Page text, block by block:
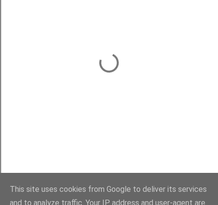
This site uses cookies from Google to deliver its services
and to analyze traffic. Your IP address and user-agent are